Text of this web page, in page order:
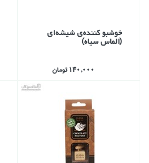
خوشبو كننده‌ي شيشه‌اي
(الماس سياه)
140,000 تومان